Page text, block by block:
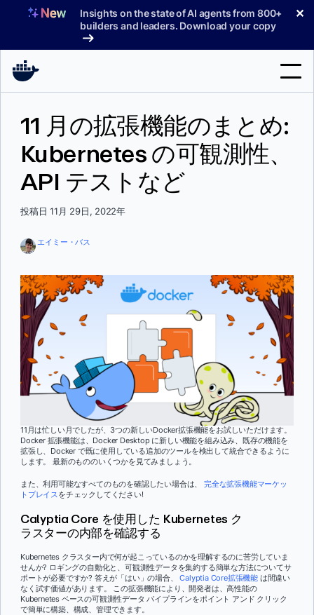
へ
Insights on the state of AI agents from 800+
builders and leaders. Download your copy
✕
索
サインイン
11 月の拡張機能のまとめ:
Kubernetes の可観測性、
API テストなど
投稿日 11月 29日, 2022年
エイミー・バス
11月は忙しい月でしたが、3つの新しいDocker拡張機能をお試しいただけます。
Docker 拡張機能は、Docker Desktop に新しい機能を組み込み、既存の機能を
拡張し、Docker で既に使用している追加のツールを検出して統合できるように
します。 最新のもののいくつかを見てみましょう。
また、利用可能なすべてのものを確認したい場合は、完全な拡張機能マーケッ
トプレイスをチェックしてください!
Calyptia Core を使用した Kubernetes ク
ラスターの内部を確認する
Kubernetes クラスター内で何が起こっているのかを理解するのに苦労していま
せんか? ロギングの自動化と、可観測性データを集約する簡単な方法についてサ
ポートが必要ですか? 答えが「はい」の場合、Calyptia Core拡張機能 は間違い
なく試す価値があります。 この拡張機能により、開発者は、高性能の
Kubernetes ベースの可観測性データ パイプラインをポイント アンド クリック
で簡単に構築、構成、管理できます。